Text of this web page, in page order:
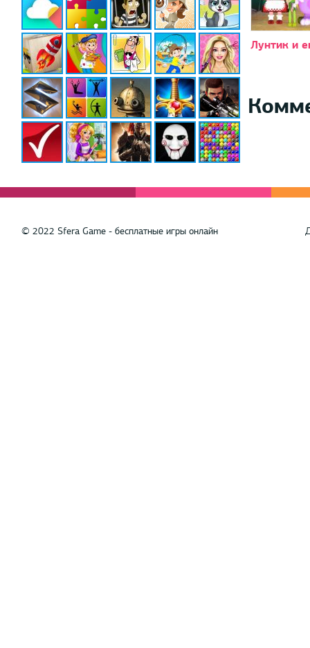
Лунтик и
© 2022 Sfera Game - бесплатные игры онлайн